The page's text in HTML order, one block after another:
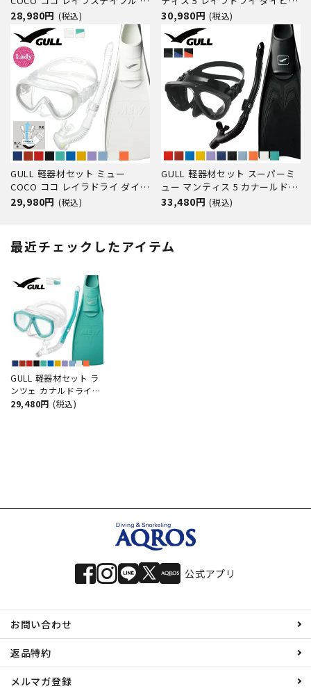
イビング マスク フィン シュノ
ーケル 軽器材 3点セット レディ
ース ダイビングマスク フルフッ
トフィン スノーケル スキンダイ
ビング スキューバダイビン
28,980円 (税込)
グ マスク フィン シュノーケル
セット 軽器材 3点セット ダイビ
ングマスク フルフットフィン ス
ノーケル スキンダイビング スキ
ューバダイビング 軽
30,980円 (税込)
GULL 軽器材セット ミュー
COCO ココ レイラドライ ダイビ
ング マスク フィン シュノーケ
ットフィン スノーケル スキュー
バダイビング 軽器材 セット
29,980円 (税込)
GULL 軽器材セット スーパーミ
ュー マンティス 5 カナールドラ
イ ダイビング マスク フィン シ
トフィン スノーケル スキンダイ
ビング スキューバダイ
33,480円 (税込)
最近チェックしたアイテム
GULL 軽器材セット ラ
ンツェ カナルドライ
ミュー ダイビング マ
29,480円 (税込)
公式アプリ
お問い合わせ
返品特約
メルマガ登録